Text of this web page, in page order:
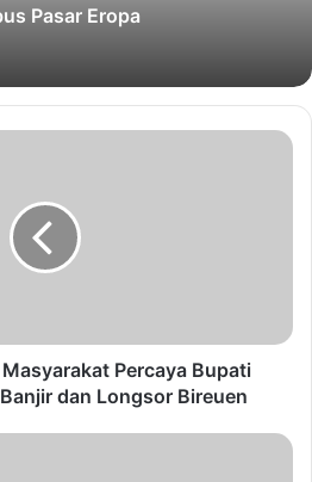
Pasar Eropa
Percaya Bupati
dan Longsor Bireuen